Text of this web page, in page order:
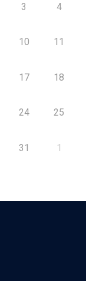
3 4
10 11
17 18
24 25
31 1